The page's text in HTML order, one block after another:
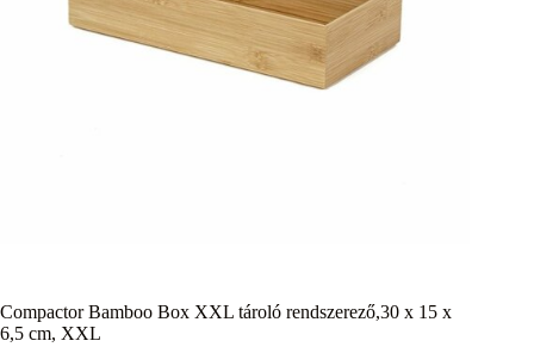
Compactor Bamboo Box XXL tároló rendszerező,30 x 15 x
6,5 cm, XXL